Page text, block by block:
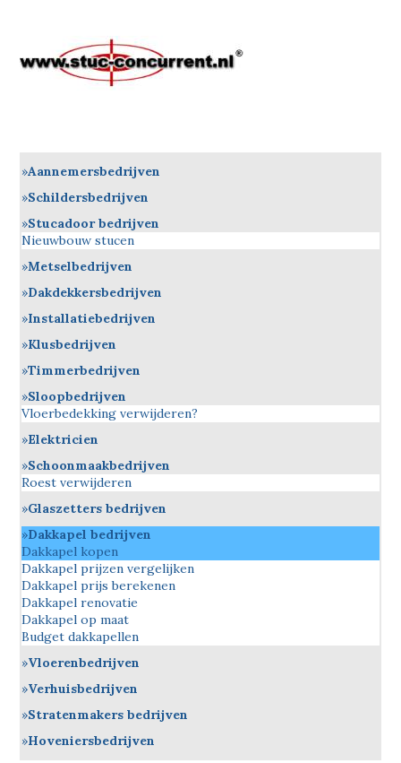
Aannemersbedrijven
Schildersbedrijven
Stucadoor bedrijven
Nieuwbouw stucen
Metselbedrijven
Dakdekkersbedrijven
Installatiebedrijven
Klusbedrijven
Timmerbedrijven
Sloopbedrijven
Vloerbedekking verwijderen?
Elektricien
Schoonmaakbedrijven
Roest verwijderen
Glaszetters bedrijven
Dakkapel bedrijven
Dakkapel kopen
Dakkapel prijzen vergelijken
Dakkapel prijs berekenen
Dakkapel renovatie
Dakkapel op maat
Budget dakkapellen
Vloerenbedrijven
Verhuisbedrijven
Stratenmakers bedrijven
Hoveniersbedrijven